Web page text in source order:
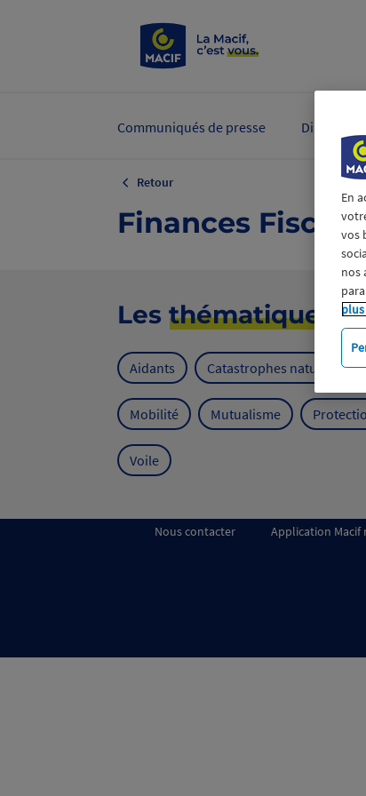
Communiqués de presse Dirigeants
Retour
Finances
Les thématiques
Aidants Catastrophes naturelles
Mobilité Mutualisme
Voile
Nous contacter Application Macif
En
vos
nos